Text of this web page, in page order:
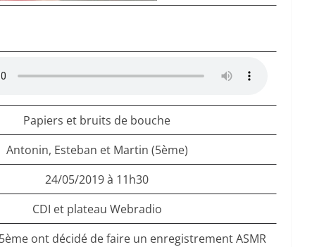
Papiers et bruits de bouche
Antonin, Esteban et Martin (5ème)
24/05/2019 à 11h30
CDI et plateau Webradio
ont décidé de faire un enregistrement ASMR